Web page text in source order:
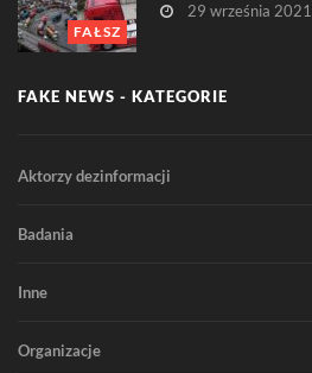
FAŁSZ
29 września 2021
FAKE NEWS - KATEGORIE
Aktorzy dezinformacji
Badania
Inne
Organizacje